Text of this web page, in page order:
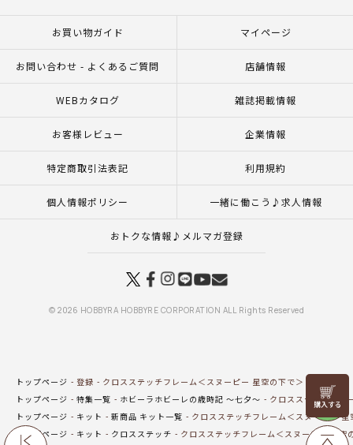
リリヤン
フェア
お買い物ガイド マイページ
お問い合わせ - よくあるご質問 店舗情報
WEBカタログ 雑誌掲載情報
お客様レビュー 企業情報
特定商取引法表記 利用規約
個人情報ポリシー 一緒に働こう♪求人情報
おトクな情報♪メルマガ登録
© 2026 HOBBYRA HOBBYRE CORPORATION ALL Rights Reserved
トップページ 登録
クロスステッチフレーム＜スヌーピー 星空の下で＞
トップページ
特集一覧 ホビーラホビーレの歳時記 ～七夕～
クロスステッチフレ
トップページ
キット 新商品 キット一覧
クロスステッチフレーム＜スヌーピー 星
トップページ
キット クロスステッチ クロスステッチフレーム＜スヌーピー 星空